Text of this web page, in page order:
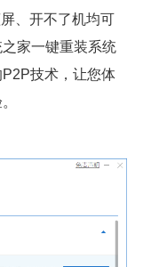
、开不了机均可
家一键重装系统
技术，让您体